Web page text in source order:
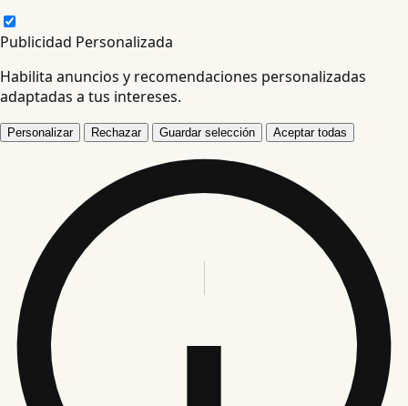
Publicidad Personalizada
Habilita anuncios y recomendaciones personalizadas
adaptadas a tus intereses.
Personalizar Rechazar Guardar selección Aceptar todas